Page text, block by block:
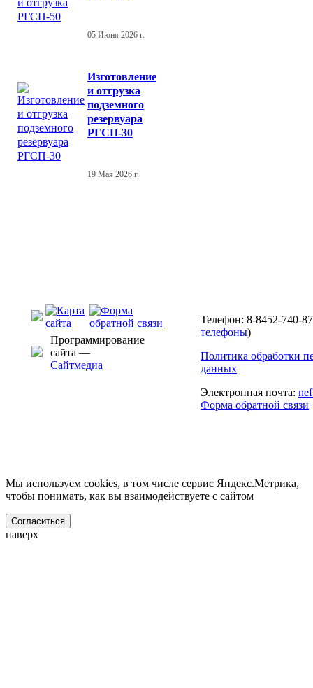
05 Июня 2026 г.
Изготовление
и отгрузка
подземного
резервуара
РГСП-30
19 Мая 2026 г.
Программирование
сайта —
Сайтмедиа
Телефон: 8-8452-740-
телефоны)
Политика обработки
данных
Электронная почта:
Форма обратной связи
Мы используем cookies, в том числе сервис Яндекс.Метрика,
чтобы понимать, как вы взаимодействуете с сайтом
Согласиться
наверх